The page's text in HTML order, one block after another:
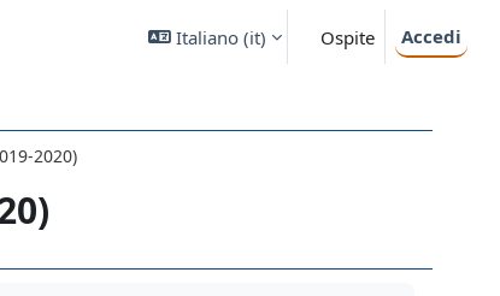
Italiano ‎(it)‎ Ospite Accedi
2020)